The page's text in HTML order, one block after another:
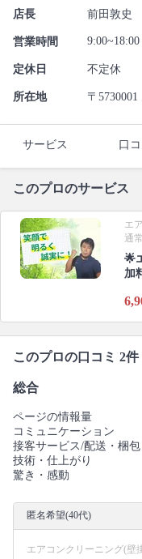
店長 前田敦史
営業時間 9:00~18:00
定休日 不定休
所在地 〒
サービス 口コ
このプロのサービス
エ
通
🌟
加
このプロの口コミ 2件
総合
ページの情報量
コミュニケーション
接客サービス/配送・梱包
技術・仕上がり
驚き・感動
匿名希望(40代)
エアコンクリーニング(壁